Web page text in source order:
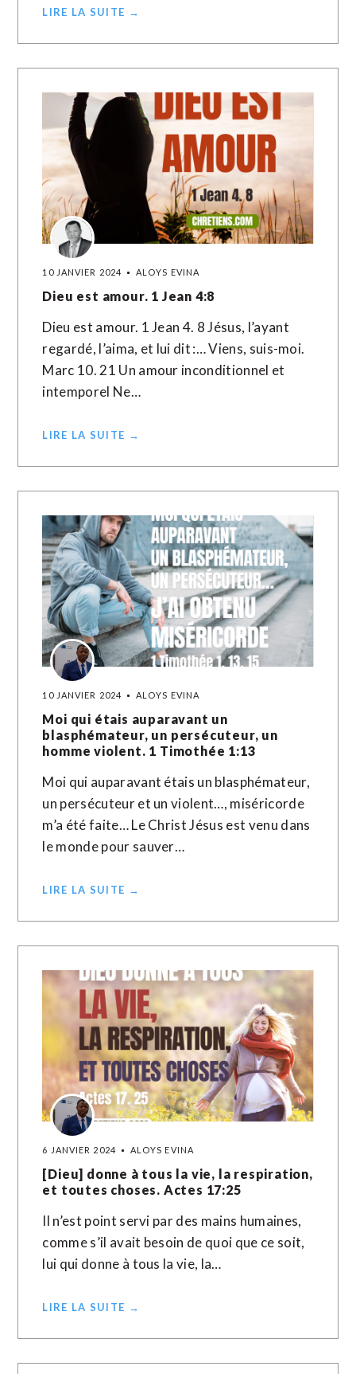
LIRE LA SUITE →
10 JANVIER 2024 ALOYS EVINA
Dieu est amour. 1 Jean 4:8
Dieu est amour. 1 Jean 4. 8 Jésus, l’ayant
regardé, l’aima, et lui dit :… Viens, suis-moi.
Marc 10. 21 Un amour inconditionnel et
intemporel Ne…
LIRE LA SUITE →
10 JANVIER 2024 ALOYS EVINA
Moi qui étais auparavant un
blasphémateur, un persécuteur, un
homme violent. 1 Timothée 1:13
Moi qui auparavant étais un blasphémateur,
un persécuteur et un violent…, miséricorde
m’a été faite… Le Christ Jésus est venu dans
le monde pour sauver…
LIRE LA SUITE →
6 JANVIER 2024 ALOYS EVINA
[Dieu] donne à tous la vie, la respiration,
et toutes choses. Actes 17:25
Il n’est point servi par des mains humaines,
comme s’il avait besoin de quoi que ce soit,
lui qui donne à tous la vie, la…
LIRE LA SUITE →